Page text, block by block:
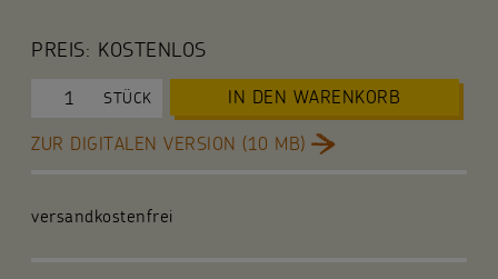
PREIS: KOSTENLOS
STÜCK IN DEN WARENKORB
ZUR DIGITALEN VERSION (10 MB)
versandkostenfrei